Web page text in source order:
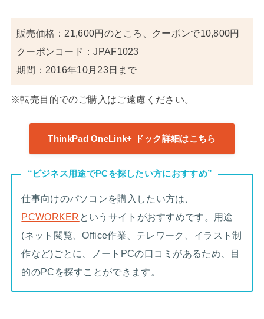
販売価格：21,600円のところ、クーポンで10,800円
クーポンコード：JPAF1023
期間：2016年10月23日まで
※転売目的でのご購入はご遠慮ください。
ThinkPad OneLink+ ドック詳細はこちら
“ビジネス用途でPCを探したい方におすすめ”
仕事向けのパソコンを購入したい方は、
PCWORKER というサイトがおすすめです。用途
(ネット閲覧、Office作業、テレワーク、イラスト制
作など)ごとに、ノートPCの口コミがあるため、目
的のPCを探すことができます。